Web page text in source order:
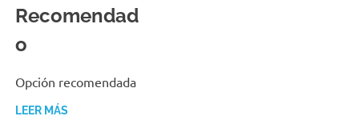
Recomendad
o
Opción recomendada
LEER MÁS